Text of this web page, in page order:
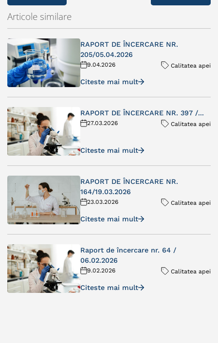
Articole similare
RAPORT DE ÎNCERCARE NR.
205/05.04.2026
9.04.2026 Calitatea apei
Citeste mai mult
RAPORT DE ÎNCERCARE NR. 397 /...
27.03.2026 Calitatea apei
Citeste mai mult
RAPORT DE ÎNCERCARE NR.
164/19.03.2026
23.03.2026 Calitatea apei
Citeste mai mult
Raport de încercare nr. 64 /
06.02.2026
9.02.2026 Calitatea apei
Citeste mai mult